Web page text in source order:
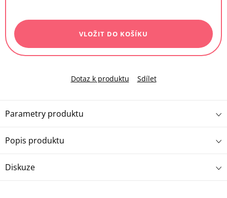
VLOŽIT DO KOŠÍKU
Dotaz k produktu Sdílet
Popis produktu
Parametry produktu
Diskuze